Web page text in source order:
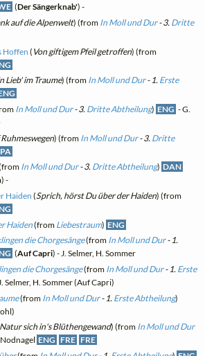
(Der Sängerknab') -
auf die Alpenwelt) (from In Moll und Dur- 3. Dritte
Hoffen ( Von giftigem Pfeil getroffen) (from
Lieb' im Traume) (from In Moll und Dur- 1. Erste
In Moll und Dur- 3. Dritte Abtheilung) ENG - G.
) (from In Moll und Dur- 3. Dritte
In Moll und Dur- 3. Dritte Abtheilung) DAN
) -
Haiden (Sprich, hörst Du über der Haiden) (from
Haiden(from Liebestraum) ENG
die Chorgesänge(from In Moll und Dur- 1.
(Auf Capri) - J. Selmer, H. Sommer
die Chorgesänge(from In Moll und Dur- 1. Erste
Selmer, H. Sommer (Auf Capri)
(from In Moll und Dur- 1. Erste Abtheilung)
sich in's Blüthengewand) (from In Moll und Dur
Nodnagel ENG FRE FRE